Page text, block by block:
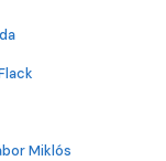
Miklós